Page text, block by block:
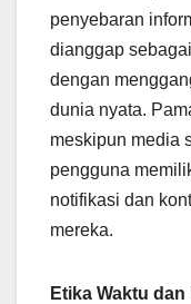
penyebaran
dianggap
dengan
dunia nyata.
meskipun media
pengguna
notifikasi dan
mereka.
Etika Waktu